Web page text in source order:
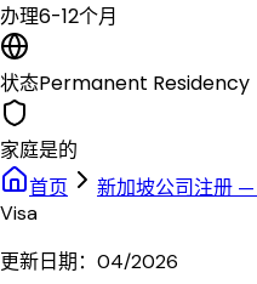
办理6-12个月
状态Permanent Residency
家庭是的
首页 新加坡公司注册
Visa
更新日期：04/2026